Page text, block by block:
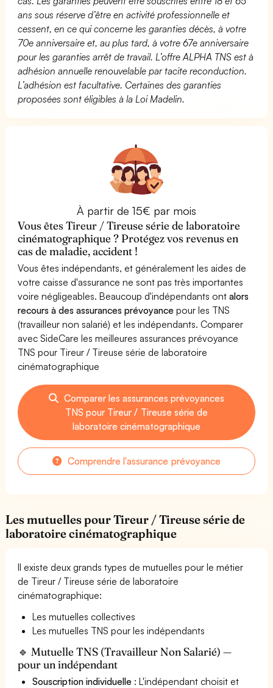
ans sous réserve d’être en activité professionnelle et
cessent, en ce qui concerne les garanties décès, à votre
70e anniversaire et, au plus tard, à votre 67e anniversaire
pour les garanties arrêt de travail. L’offre ALPHA TNS est à
adhésion annuelle renouvelable par tacite reconduction.
L’adhésion est facultative. Certaines des garanties
proposées sont éligibles à la Loi Madelin.
À partir de 15€ par mois
Vous êtes Tireur / Tireuse série de laboratoire
cinématographique ? Protégez vos revenus en
cas de maladie, accident !
Vous êtes indépendants, et généralement les aides de
votre caisse d'assurance ne sont pas très importantes
voire négligeables. Beaucoup d'indépendants ontalors
recours à des assurances prévoyance pour les TNS
(travailleur non salarié) et les indépendants. Comparer
avec SideCare les meilleures assurances prévoyance
TNS pour Tireur / Tireuse série de laboratoire
cinématographique
Comparer les assurances prévoyances
TNS pour Tireur / Tireuse série de
laboratoire cinématographique
Comprendre l'assurance prévoyance
Les mutuelles pour Tireur / Tireuse série de
laboratoire cinématographique
Il existe deux grands types de mutuelles pour le métier
de Tireur / Tireuse série de laboratoire
cinématographique:
Les mutuelles collectives
Les mutuelles TNS pour les indépendants
🔹 Mutuelle TNS (Travailleur Non Salarié) —
pour un indépendant
Souscription individuelle : L'indépendant choisit et